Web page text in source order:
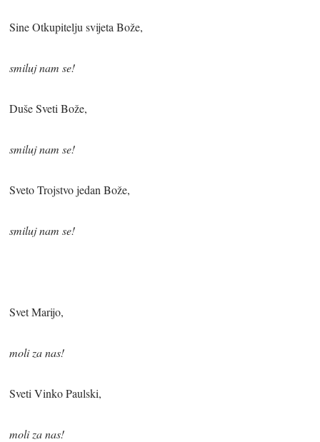
Sine Otkupitelju svijeta Bože,
smiluj nam se!
Duše Sveti Bože,
smiluj nam se!
Sveto Trojstvo jedan Bože,
smiluj nam se!
Svet Marijo,
moli za nas!
Sveti Vinko Paulski,
moli za nas!